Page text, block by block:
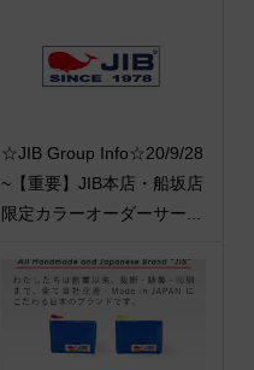
☆JIB Group Info☆20/9/28
~【重要】JIB本店・船坂店
限定カラーオーダーサー...